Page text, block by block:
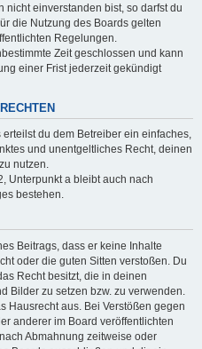
nicht einverstanden bist, so darfst du
die Nutzung des Boards gelten
Regelungen.
Zeit geschlossen und kann
einer Frist jederzeit gekündigt
du dem Betreiber ein einfaches,
und unentgeltliches Recht, deinen
nutzen.
Unterpunkt a bleibt auch nach
bestehen.
Beitrags, dass er keine Inhalte
oder die guten Sitten verstoßen. Du
Recht besitzt, die in deinen
Bilder zu setzen bzw. zu verwenden.
Hausrecht aus. Bei Verstößen gegen
anderer im Board veröffentlichten
Abmahnung zeitweise oder